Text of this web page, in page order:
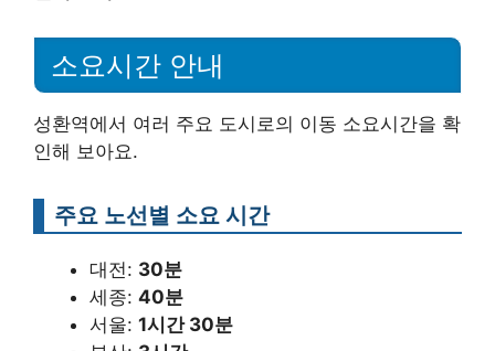
소요시간 안내
성환역에서 여러 주요 도시로의 이동 소요시간을 확
인해 보아요.
주요 노선별 소요 시간
대전: 30분
세종: 40분
서울: 1시간 30분